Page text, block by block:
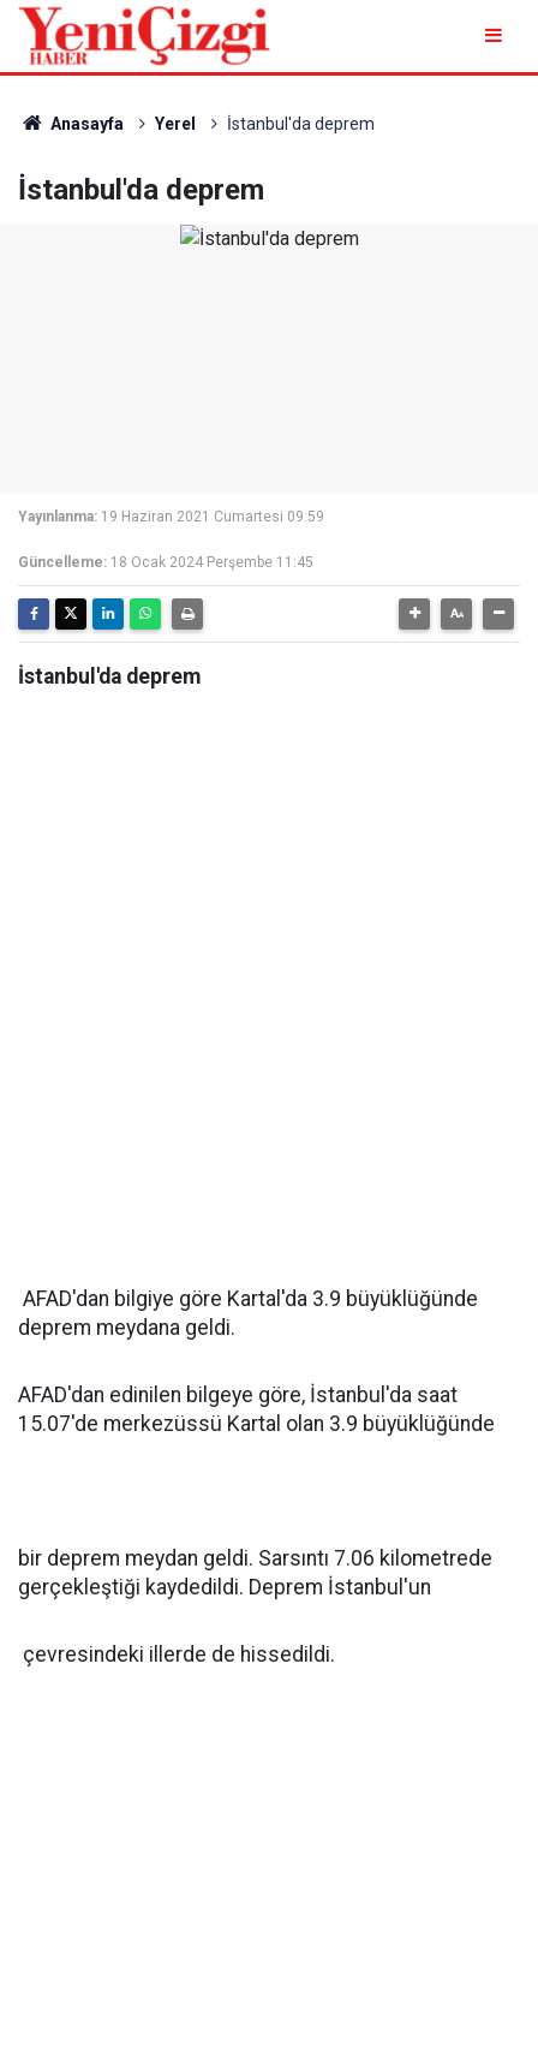
Anasayfa Yerel İstanbul'da deprem
İstanbul'da deprem
Yayınlanma: 19 Haziran 2021 Cumartesi 09:59
Güncelleme: 18 Ocak 2024 Perşembe 11:45
İstanbul'da deprem
AFAD'dan bilgiye göre Kartal'da 3.9 büyüklüğünde
deprem meydana geldi.
AFAD'dan edinilen bilgeye göre, İstanbul'da saat
15.07'de merkezüssü Kartal olan 3.9 büyüklüğünde
bir deprem meydan geldi. Sarsıntı 7.06 kilometrede
gerçekleştiği kaydedildi. Deprem İstanbul'un
çevresindeki illerde de hissedildi.